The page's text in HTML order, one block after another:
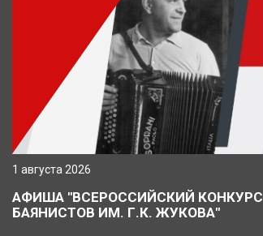
1 августа 2026
АФИША "ВСЕРОССИЙСКИЙ КОНКУРС
БАЯНИСТОВ ИМ. Г.К. ЖУКОВА"